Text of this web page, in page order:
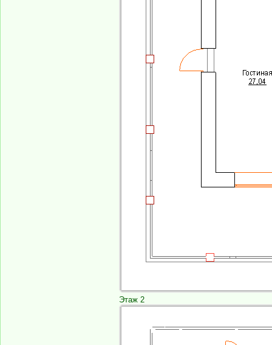
Этаж 2